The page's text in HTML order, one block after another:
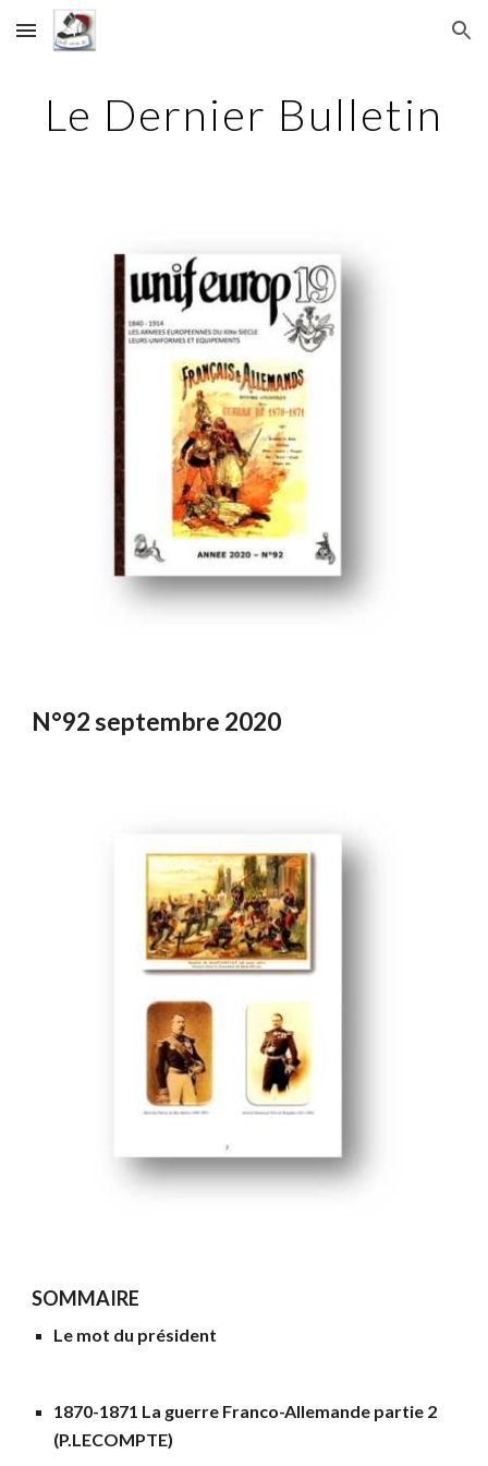
Skip to main content Skip to navigation
Le Dernier Bulletin
N°92 septembre 2020
SOMMAIRE
Le mot du président
1870-1871 La guerre Franco-Allemande partie 2
(P.LECOMPTE)